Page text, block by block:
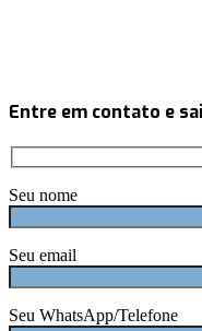
Entre em contato e
Seu nome
Seu email
Seu WhatsApp/Telefone